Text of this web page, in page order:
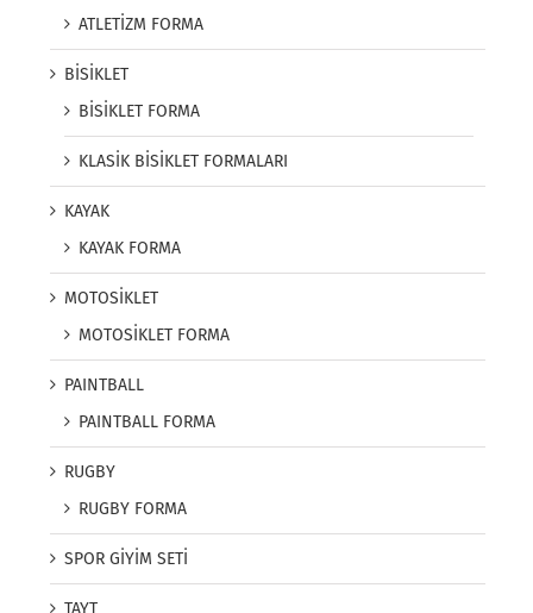
ATLETİZM FORMA
BİSİKLET
BİSİKLET FORMA
KLASİK BİSİKLET FORMALARI
KAYAK
KAYAK FORMA
MOTOSİKLET
MOTOSİKLET FORMA
PAINTBALL
PAINTBALL FORMA
RUGBY
RUGBY FORMA
SPOR GİYİM SETİ